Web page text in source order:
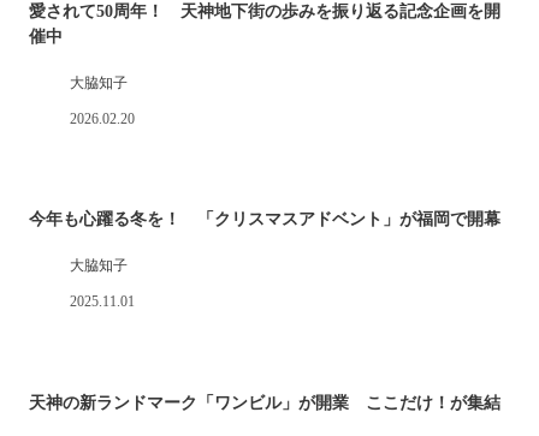
愛されて50周年！ 天神地下街の歩みを振り返る記念企画を開
催中
大脇知子
2026.02.20
今年も心躍る冬を！ 「クリスマスアドベント」が福岡で開幕
大脇知子
2025.11.01
天神の新ランドマーク「ワンビル」が開業 ここだけ！が集結